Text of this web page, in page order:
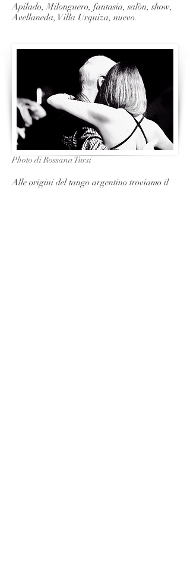
Apilado, Milonguero, fantasia, salòn, show,
Avellaneda, Villa Urquiza, nuevo.
Photo di Rossana Tursi
Alle origini del tango argentino troviamo il